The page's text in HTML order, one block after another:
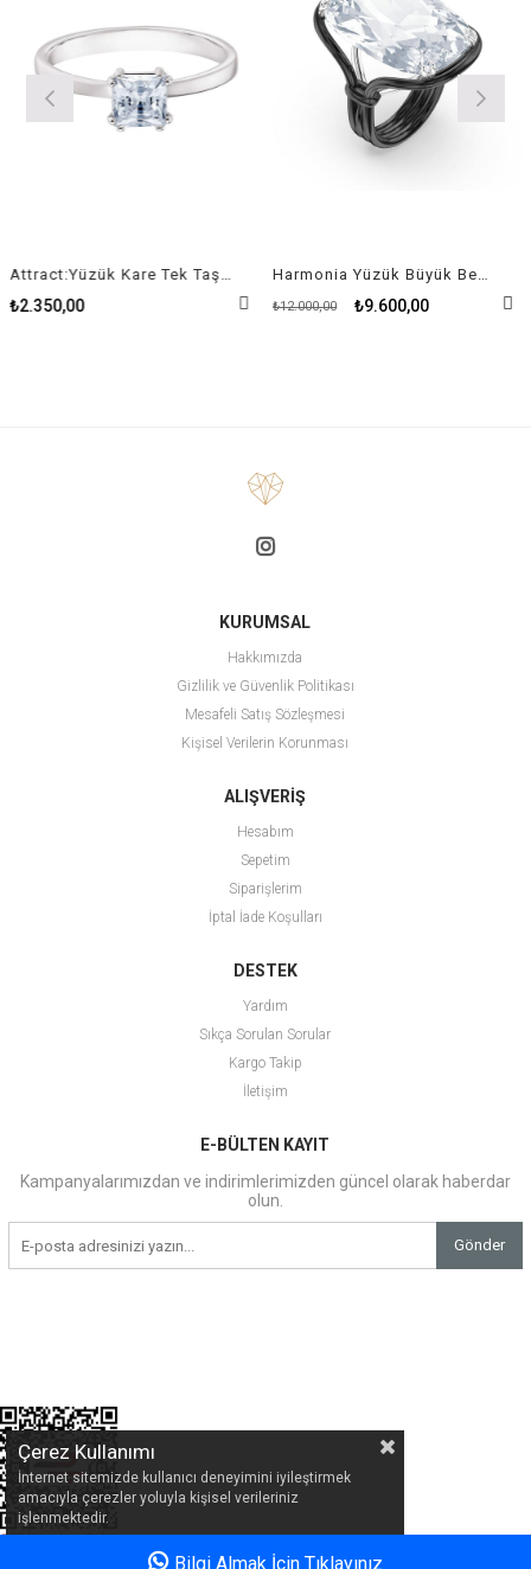
Attract:Yüzük Kare Tek Taş Beyaz, Rodyum Kaplama
₺2.350,00
Harmonia Yüzük Büyük Beyaz Kristal
₺9.600,00
₺12.000,00
KURUMSAL
Hakkımızda
Gizlilik ve Güvenlik Politikası
Mesafeli Satış Sözleşmesi
Kişisel Verilerin Korunması
ALIŞVERİŞ
Hesabım
Sepetim
Siparişlerim
İptal İade Koşulları
DESTEK
Yardım
Sıkça Sorulan Sorular
Kargo Takip
İletişim
E-BÜLTEN KAYIT
Kampanyalarımızdan ve indirimlerimizden güncel olarak haberdar
olun.
Gönder
Bilgi Almak İçin Tıklayınız
Çerez Kullanımı
İnternet sitemizde kullanıcı deneyimini iyileştirmek
amacıyla çerezler yoluyla kişisel verileriniz
işlenmektedir.